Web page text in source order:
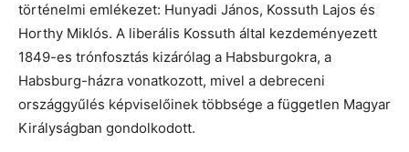
történelmi emlékezet: Hunyadi János, Kossuth Lajos és
Horthy Miklós. A liberális Kossuth által kezdeményezett
1849-es trónfosztás kizárólag a Habsburgokra, a
Habsburg-házra vonatkozott, mivel a debreceni
országgyűlés képviselőinek többsége a független Magyar
Királyságban gondolkodott.